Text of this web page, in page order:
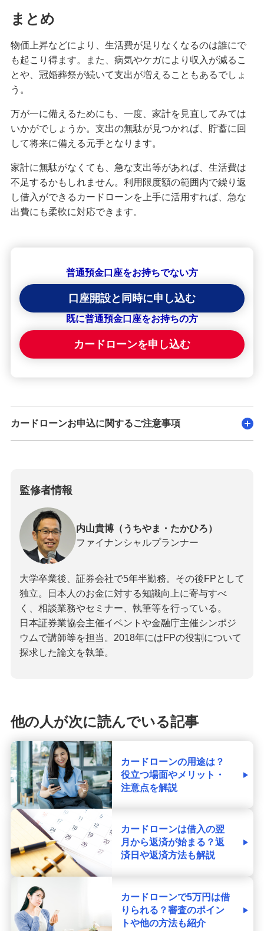
まとめ
物価上昇などにより、生活費が足りなくなるのは誰にで
も起こり得ます。また、病気やケガにより収入が減るこ
とや、冠婚葬祭が続いて支出が増えることもあるでしょ
う。
万が一に備えるためにも、一度、家計を見直してみては
いかがでしょうか。支出の無駄が見つかれば、貯蓄に回
して将来に備える元手となります。
家計に無駄がなくても、急な支出等があれば、生活費は
不足するかもしれません。利用限度額の範囲内で繰り返
し借入ができるカードローンを上手に活用すれば、急な
出費にも柔軟に対応できます。
普通預金口座をお持ちでない方
口座開設と同時に申し込む
既に普通預金口座をお持ちの方
カードローンを申し込む
カードローンお申込に関するご注意事項
監修者情報
内山貴博（うちやま・たかひろ）
ファイナンシャルプランナー
大学卒業後、証券会社で5年半勤務。その後FPとして
独立。日本人のお金に対する知識向上に寄与すべ
く、相談業務やセミナー、執筆等を行っている。
日本証券業協会主催イベントや金融庁主催シンポジ
ウムで講師等を担当。2018年にはFPの役割について
探求した論文を執筆。
他の人が次に読んでいる記事
カードローンの用途は？
役立つ場面やメリット・
注意点を解説
カードローンは借入の翌
月から返済が始まる？返
済日や返済方法も解説
カードローンで5万円は借
りられる？審査のポイン
トや他の方法も紹介